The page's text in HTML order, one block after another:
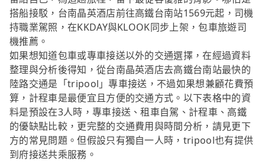
搭船接駁，台南晶英酒店前往高鐵台南站1569元起，司機
持職業駕照，在KKDAY與KLOOK同步上架，包車旅遊司
機推薦。
如果想知道包車或專車接送以外的交通選擇，在經過資料
整理與分析後得知，從台南晶英酒店去高鐵台南站最快的
陸路交通是「tripool」專車接送，不過如果想兼顧花費預
算，計程車是最便宜且方便的交通方式。以下表格中的資
料是預設在3人時，專車接送、租車自駕、計程車、高鐵
的優缺點比較，更完整的交通費用與時間分析，請見更下
方的常見問題。但假設只有獨自一人時，tripool也有提供
到府接送共乘服務。